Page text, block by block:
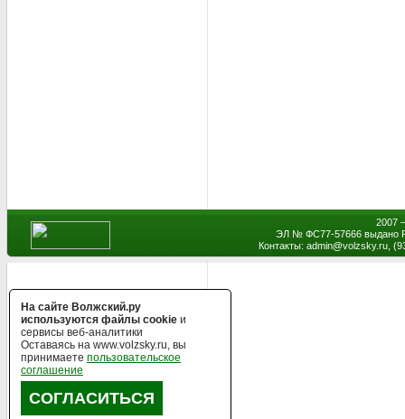
2007
ЭЛ № ФС77-57666 выдано
Контакты: admin@volzsky.ru,
На сайте Волжский.ру
используются файлы cookie и
сервисы веб-аналитики
Оставаясь на www.volzsky.ru, вы
принимаете пользовательское
соглашение
СОГЛАСИТЬСЯ